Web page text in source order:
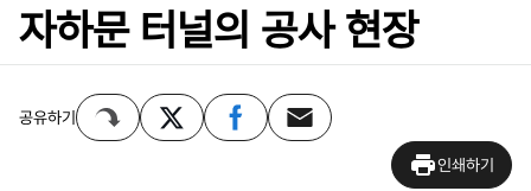
자하문 터널의 공사 현장
공유하기
인쇄하기